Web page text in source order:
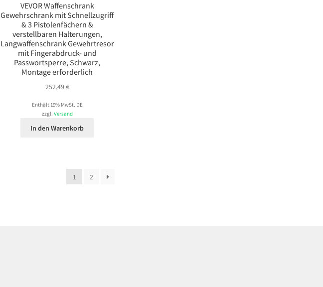
VEVOR Waffenschrank
Gewehrschrank mit Schnellzugriff
& 3 Pistolenfächern &
verstellbaren Halterungen,
Langwaffenschrank Gewehrtresor
mit Fingerabdruck- und
Passwortsperre, Schwarz,
Montage erforderlich
252,49€
Enthält 19% MwSt. DE
zzgl. Versand
In den Warenkorb
1 2